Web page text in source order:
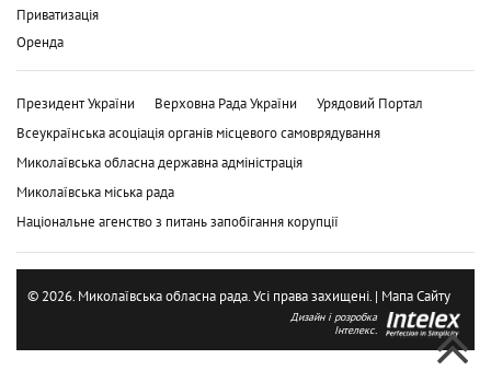
Приватизація
Оренда
Президент України Верховна Рада України
Урядовий Портал
Всеукраїнська асоціація органів місцевого самоврядування
Миколаївська обласна державна адміністрація
Миколаївська міська рада
Національне агенство з питань запобігання корупції
© 2026. Миколаївська обласна рада. Усі права захищені. | Мапа Сайту
Дизайн і розробка
Інтелекс.